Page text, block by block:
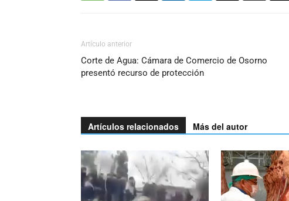
Artículo anterior
Corte de Agua: Cámara de Comercio de Osorno
presentó recurso de protección
Artículos relacionados Más del autor